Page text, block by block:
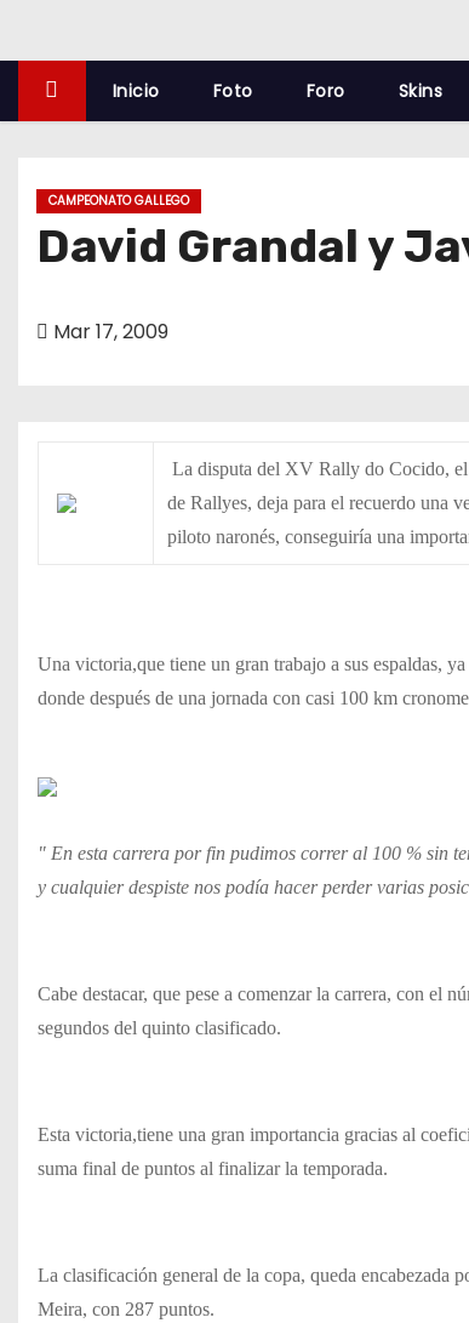
Inicio Foto Foro Skins
CAMPEONATO GALLEGO
David Grandal y
Mar 17, 2009
La disputa del XV Rally do Cocido, el
de Rallyes, deja para el recuerdo una
piloto naronés, conseguiría una
Una victoria,que tiene un gran trabajo a sus espaldas,
donde después de una jornada con casi 100 km
" En esta carrera por fin pudimos correr al 100 % sin
y cualquier despiste nos podía hacer perder varias
Cabe destacar, que pese a comenzar la carrera, con el
segundos del quinto clasificado.
Esta victoria,tiene una gran importancia gracias al
suma final de puntos al finalizar la temporada.
La clasificación general de la copa, queda encabezada
Meira, con 287 puntos.